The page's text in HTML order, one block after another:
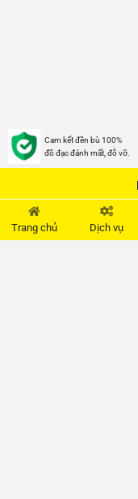
Cam kết đền bù 100%
đồ đạc đánh mất, đỗ vỡ.
0902.823.212
Trang chủ Dịch vụ